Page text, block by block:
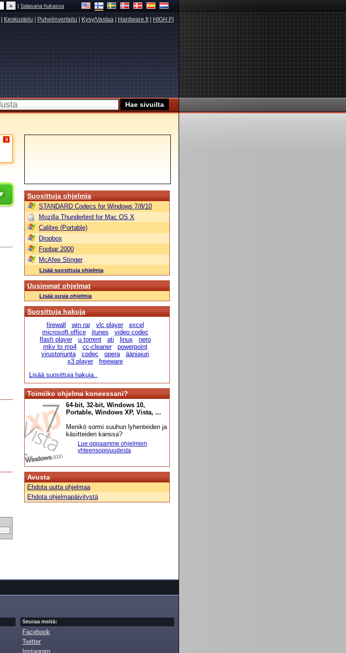
|Salasana hukassa
Keskustelu Puhelinvertailu Kysy/Vastaa Hardware.fi HIGH.FI
X
Suosittuja ohjelmia
STANDARD Codecs for Windows 7/8/10
Mozilla Thunderbird for Mac OS X
Calibre (Portable)
Dropbox
Foobar 2000
McAfee Stinger
Lisää suosittuja ohjelmia
Uusimmat ohjelmat
Lisää uusia ohjelmia
Suosittuja hakuja
firewall win rar vlc player
excel
microsoft office
itunes
video codec
flash player
u torrent ati linux
nero
mkv to mp4
cc-cleaner
powerpoint
virustorjunta
codec opera
ääniajuri
x3 player
freeware
Lisää suosittuja hakuja..
Toimiiko ohjelma koneessani?
64-bit, 32-bit, Windows 10,
Portable, Windows XP, Vista, ...
Menikö sormi suuhun lyhenteiden ja
käsitteiden kanssa?
Lue oppaamme ohjelmien
yhteensopivuudesta
Avusta
Ehdota uutta ohjelmaa
Ehdota ohjelmapäivitystä
Seuraa meitä:
Facebook
Twitter
Instagram